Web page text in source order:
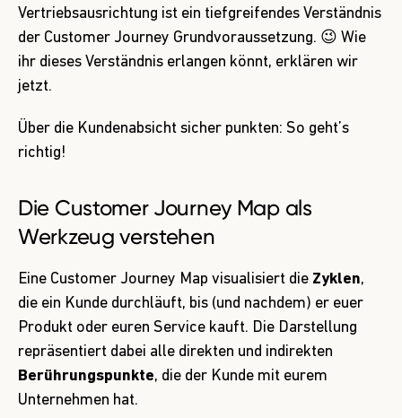
Vertriebsausrichtung ist ein tiefgreifendes Verständnis
der Customer Journey Grundvoraussetzung. 😉 Wie
ihr dieses Verständnis erlangen könnt, erklären wir
jetzt.
Über die Kundenabsicht sicher punkten: So geht’s
richtig!
Die Customer Journey Map als
Werkzeug verstehen
Eine Customer Journey Map visualisiert die Zyklen,
die ein Kunde durchläuft, bis (und nachdem) er euer
Produkt oder euren Service kauft. Die Darstellung
repräsentiert dabei alle direkten und indirekten
Berührungspunkte, die der Kunde mit eurem
Unternehmen hat.